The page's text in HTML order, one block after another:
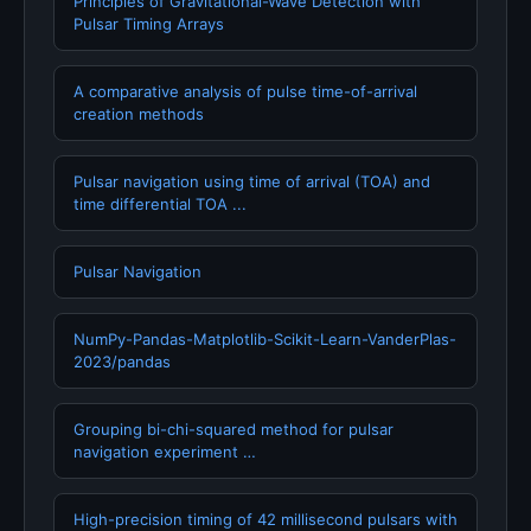
Pulsar Timing Arrays
A comparative analysis of pulse time-of-arrival
creation methods
Pulsar navigation using time of arrival (TOA) and
time differential TOA ...
Pulsar Navigation
NumPy-Pandas-Matplotlib-Scikit-Learn-VanderPlas-
2023/pandas
Grouping bi-chi-squared method for pulsar
navigation experiment …
High-precision timing of 42 millisecond pulsars with